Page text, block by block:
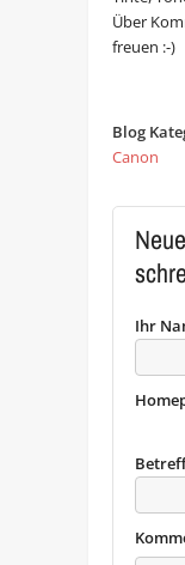
Über
freuen :-)
Blog
Canon
Ihr
Betreff